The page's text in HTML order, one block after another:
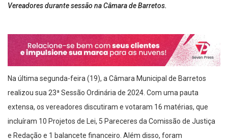
Vereadores durante sessão na Câmara de Barretos.
Na última segunda-feira (19), a Câmara Municipal de Barretos
realizou sua 23ª Sessão Ordinária de 2024. Com uma pauta
extensa, os vereadores discutiram e votaram 16 matérias, que
incluíram 10 Projetos de Lei, 5 Pareceres da Comissão de Justiça
e Redação e 1 balancete financeiro. Além disso, foram